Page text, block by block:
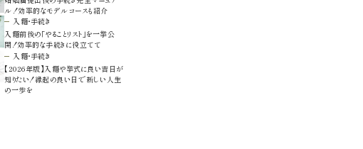
ル！効率的なモデルコースも紹介
入籍・手続き
入籍前後の「やることリスト」を一挙公
開！効率的な手続きに役立てて
入籍・手続き
【2026年版】入籍や挙式に良い吉日が
知りたい！縁起の良い日で新しい人生
の一歩を